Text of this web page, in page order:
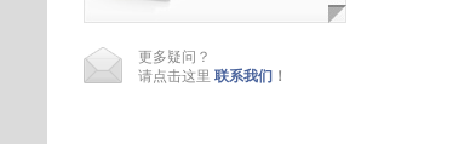
更多疑问？
请点击这里 联系我们 ！